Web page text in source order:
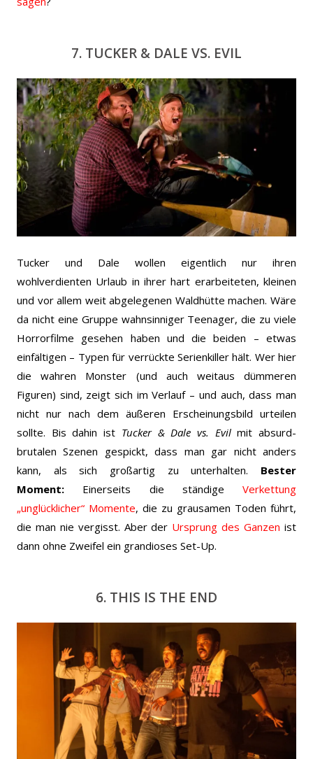
7. TUCKER & DALE VS. EVIL
Tucker und Dale wollen eigentlich nur ihren
wohlverdienten Urlaub in ihrer hart erarbeiteten, kleinen
und vor allem weit abgelegenen Waldhütte machen. Wäre
da nicht eine Gruppe wahnsinniger Teenager, die zu viele
Horrorfilme gesehen haben und die beiden – etwas
einfältigen – Typen für verrückte Serienkiller hält. Wer hier
die wahren Monster (und auch weitaus dümmeren
Figuren) sind, zeigt sich im Verlauf – und auch, dass man
nicht nur nach dem äußeren Erscheinungsbild urteilen
sollte. Bis dahin ist Tucker & Dale vs. Evilmit absurd-
brutalen Szenen gespickt, dass man gar nicht anders
kann, als sich großartig zu unterhalten. Bester
Moment: Einerseits die ständige Verkettung
„unglücklicher“ Momente, die zu grausamen Toden führt,
die man nie vergisst. Aber der Ursprung des Ganzen ist
dann ohne Zweifel ein grandioses Set-Up.
6. THIS IS THE END